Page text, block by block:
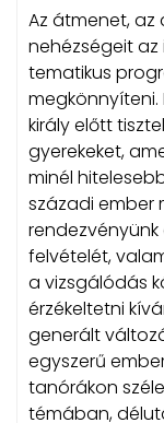
Az átmenet, az
nehézségeit
tematikus
megkönnyíteni.
király előtt
gyerekeket,
minél
századi ember
felvételét,
a vizsgálódás
érzékeltetni
generált
egyszerű
tanórákon
témában,